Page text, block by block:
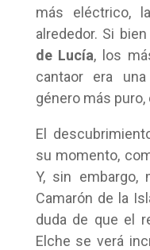
más eléctrico,
alrededor. Si
de Lucía, los
cantaor era
género más
El
su momento,
Y, sin embargo,
Camarón de la
duda de que el
Elche se verá